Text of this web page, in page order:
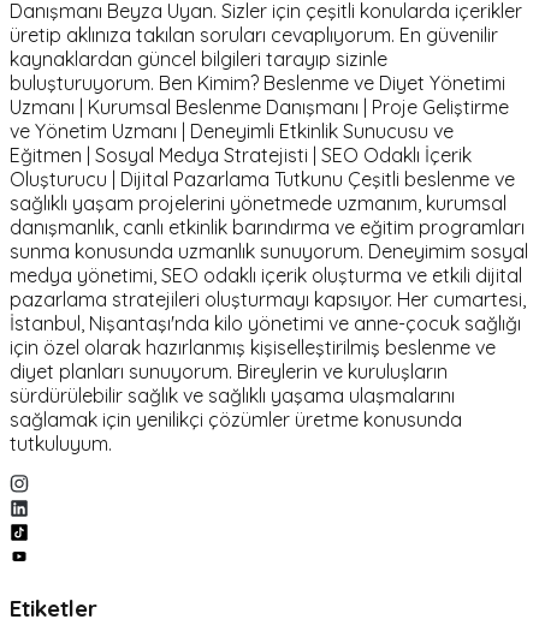
Danışmanı Beyza Uyan. Sizler için çeşitli konularda içerikler
üretip aklınıza takılan soruları cevaplıyorum. En güvenilir
kaynaklardan güncel bilgileri tarayıp sizinle
buluşturuyorum. Ben Kimim? Beslenme ve Diyet Yönetimi
Uzmanı | Kurumsal Beslenme Danışmanı | Proje Geliştirme
ve Yönetim Uzmanı | Deneyimli Etkinlik Sunucusu ve
Eğitmen | Sosyal Medya Stratejisti | SEO Odaklı İçerik
Oluşturucu | Dijital Pazarlama Tutkunu Çeşitli beslenme ve
sağlıklı yaşam projelerini yönetmede uzmanım, kurumsal
danışmanlık, canlı etkinlik barındırma ve eğitim programları
sunma konusunda uzmanlık sunuyorum. Deneyimim sosyal
medya yönetimi, SEO odaklı içerik oluşturma ve etkili dijital
pazarlama stratejileri oluşturmayı kapsıyor. Her cumartesi,
İstanbul, Nişantaşı'nda kilo yönetimi ve anne-çocuk sağlığı
için özel olarak hazırlanmış kişiselleştirilmiş beslenme ve
diyet planları sunuyorum. Bireylerin ve kuruluşların
sürdürülebilir sağlık ve sağlıklı yaşama ulaşmalarını
sağlamak için yenilikçi çözümler üretme konusunda
tutkuluyum.
Etiketler